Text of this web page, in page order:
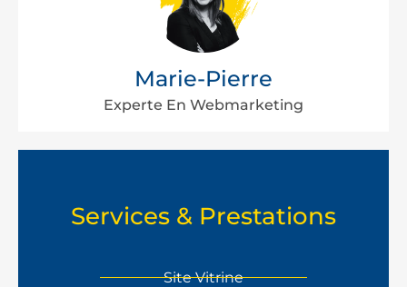
Marie-Pierre
Experte En Webmarketing
Services & Prestations
Site Vitrine